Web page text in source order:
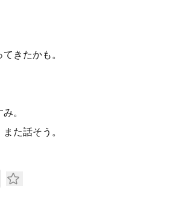
きたかも。
。
た話そう。